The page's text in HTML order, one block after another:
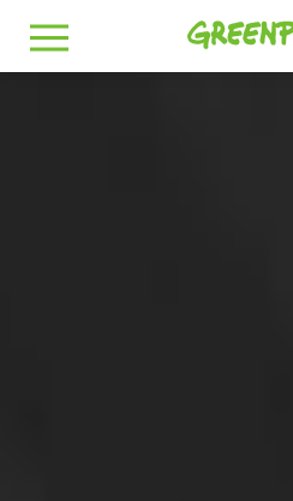
Greenpeace
MENU